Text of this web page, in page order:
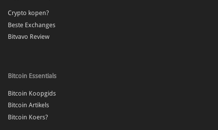
Crypto kopen?
Beste Exchanges
Bitvavo Review
Bitcoin Essentials
Bitcoin Koopgids
Bitcoin Artikels
Bitcoin Koers?